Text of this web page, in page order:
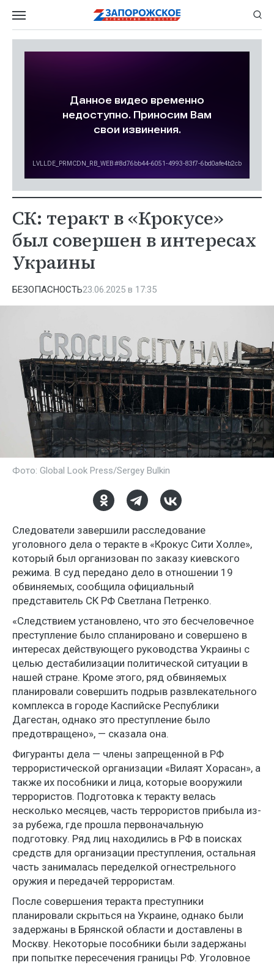
СК: теракт в «Крокусе»
был совершен в интересах
Украины
БЕЗОПАСНОСТЬ23.06.2025 в 17:35
Фото: Global Look Press/Sergey Bulkin
Следователи завершили расследование
уголовного дела о теракте в «Крокус Сити Холле»,
который был организован по заказу киевского
режима. В суд передано дело в отношении 19
обвиняемых, сообщила официальный
представитель СК РФ Светлана Петренко.
«Следствием установлено, что это бесчеловечное
преступление было спланировано и совершено в
интересах действующего руководства Украины с
целью дестабилизации политической ситуации в
нашей стране. Кроме этого, ряд обвиняемых
планировали совершить подрыв развлекательного
комплекса в городе Каспийске Республики
Дагестан, однако это преступление было
предотвращено», — сказала она.
Фигуранты дела — члены запрещенной в РФ
террористической организации «Вилаят Хорасан», а
также их пособники и лица, которые вооружили
террористов. Подготовка к теракту велась
несколько месяцев, часть террористов прибыла из-
за рубежа, где прошла первоначальную
подготовку. Ряд лиц находились в РФ в поисках
средств для организации преступления, остальная
часть занималась переделкой огнестрельного
оружия и передачей террористам.
После совершения теракта преступники
планировали скрыться на Украине, однако были
задержаны в Брянской области и доставлены в
Москву. Некоторые пособники были задержаны
при попытке пересечения границы РФ. Уголовное